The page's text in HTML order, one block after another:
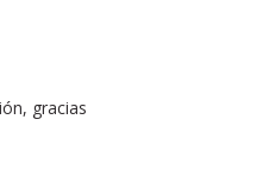
gracias